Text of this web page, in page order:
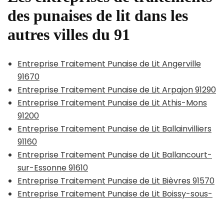
des punaises de lit dans les
autres villes du 91
Entreprise Traitement Punaise de Lit Angerville
91670
Entreprise Traitement Punaise de Lit Arpajon 91290
Entreprise Traitement Punaise de Lit Athis-Mons
91200
Entreprise Traitement Punaise de Lit Ballainvilliers
91160
Entreprise Traitement Punaise de Lit Ballancourt-
sur-Essonne 91610
Entreprise Traitement Punaise de Lit Bièvres 91570
Entreprise Traitement Punaise de Lit Boissy-sous-